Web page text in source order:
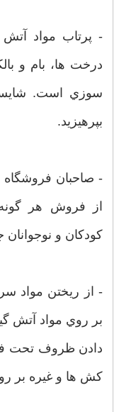
- پرتاب مواد
درخت ها، بام و
سوزي است.
بپرهيزيد.
- صاحبان
از فروش هر
کودکان و نوجوانان
- از ريختن مواد
بر روي مواد آتش
دادن ظروف تحت
کش ها و غيره بر